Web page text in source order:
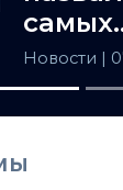
самых
Новости |